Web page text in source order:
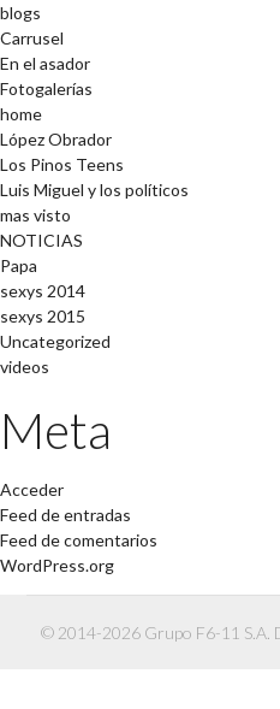
blogs
Carrusel
En el asador
Fotogalerías
home
López Obrador
Los Pinos Teens
Luis Miguel y los políticos
mas visto
NOTICIAS
Papa
sexys 2014
sexys 2015
Uncategorized
videos
Meta
Acceder
Feed de entradas
Feed de comentarios
WordPress.org
© 2014-2026 Grupo F6-11 S.A.